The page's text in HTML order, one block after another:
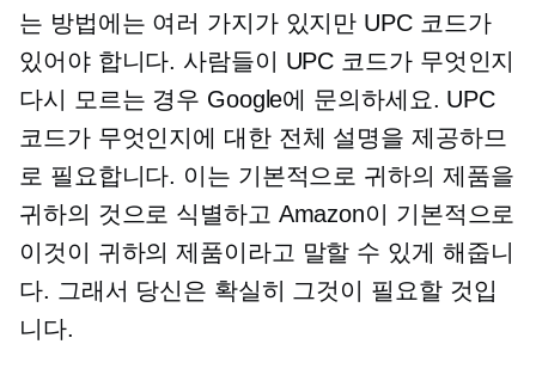
는 방법에는 여러 가지가 있지만 UPC 코드가
있어야 합니다. 사람들이 UPC 코드가 무엇인지
다시 모르는 경우 Google에 문의하세요. UPC
코드가 무엇인지에 대한 전체 설명을 제공하므
로 필요합니다. 이는 기본적으로 귀하의 제품을
귀하의 것으로 식별하고 Amazon이 기본적으로
이것이 귀하의 제품이라고 말할 수 있게 해줍니
다. 그래서 당신은 확실히 그것이 필요할 것입
니다.